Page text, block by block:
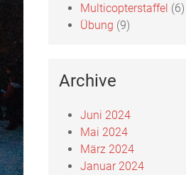
Multicopterstaffel (6)
Übung (9)
Archive
Juni 2024
Mai 2024
März 2024
Januar 2024